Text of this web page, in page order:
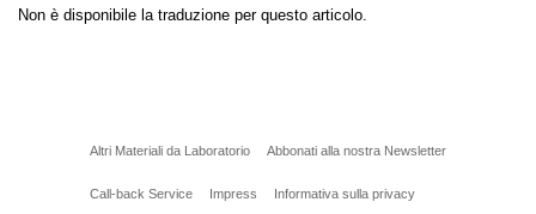
Non è disponibile la traduzione per questo articolo.
Altri Materiali da Laboratorio Abbonati alla nostra Newsletter
Call-back Service Impress Informativa sulla privacy